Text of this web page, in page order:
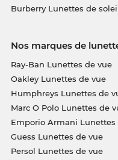
Burberry Lunettes de
Nos marques de
Ray-Ban Lunettes de vue
Oakley Lunettes de vue
Humphreys Lunettes de
Marc O Polo Lunettes de
Emporio Armani Lunettes
Guess Lunettes de vue
Persol Lunettes de vue